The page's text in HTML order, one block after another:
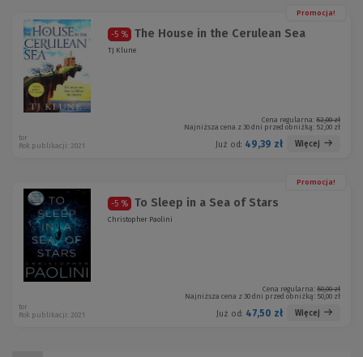
Promocja!
-5 % The House in the Cerulean Sea
TJ Klune
Cena regularna: 52,00 zł
Najniższa cena z 30 dni przed obniżką: 52,00 zł
Już od: 49,39 zł Więcej
tor
Rok publikacji: 2021
Promocja!
-5 % To Sleep in a Sea of Stars
Christopher Paolini
Cena regularna: 50,00 zł
Najniższa cena z 30 dni przed obniżką: 50,00 zł
Już od: 47,50 zł Więcej
tor
Rok publikacji: 2021